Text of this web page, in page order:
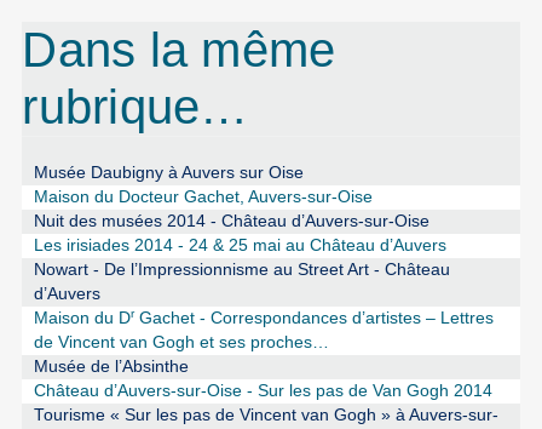
Dans la même
rubrique…
Musée Daubigny à Auvers sur Oise
Maison du Docteur Gachet, Auvers-sur-Oise
Nuit des musées 2014 - Château d’Auvers-sur-Oise
Les irisiades 2014 - 24 & 25 mai au Château d’Auvers
Nowart - De l’Impressionnisme au Street Art - Château
d’Auvers
Maison du DrGachet - Correspondances d’artistes – Lettres
de Vincent van Gogh et ses proches…
Musée de l’Absinthe
Château d’Auvers-sur-Oise - Sur les pas de Van Gogh 2014
Tourisme « Sur les pas de Vincent van Gogh » à Auvers-sur-